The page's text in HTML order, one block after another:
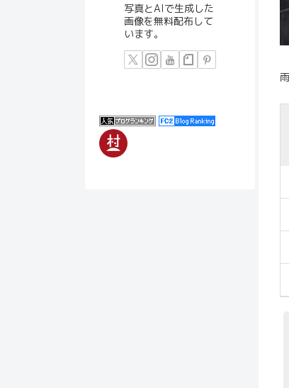
写真とAIで生成した
画像を無料配布して
います。